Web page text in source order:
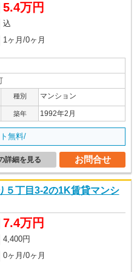
5.4万円
込
1ヶ月/0ヶ月
種別 マンション
築年 1992年2月
無料/
お問合せ
詳細を見る
５丁目3-2の1K賃貸マンシ
7.4万円
4,400円
0ヶ月/0ヶ月